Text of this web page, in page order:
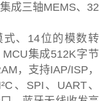
成三轴MEMS、32
式、14位的模数转
集成512K字节
，支持IAP/ISP，
、SPI、UART、